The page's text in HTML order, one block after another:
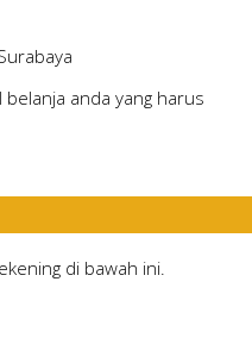
anda yang harus
di bawah ini.